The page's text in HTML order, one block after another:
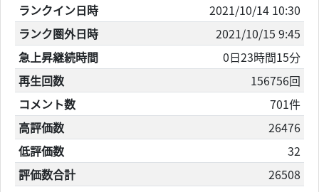
ランクイン日時
2021/10/14 10:30
ランク圏外日時
2021/10/15 9:45
急上昇継続時間
0日23時間15分
再生回数
156756回
コメント数
701件
高評価数
26476
低評価数
32
評価数合計
26508